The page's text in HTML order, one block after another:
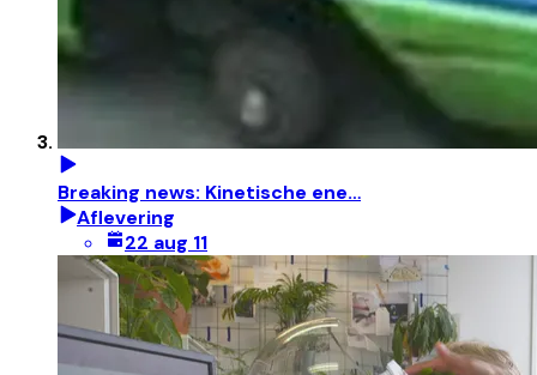
Breaking news: Kinetische ene…
Aflevering
22 aug 11